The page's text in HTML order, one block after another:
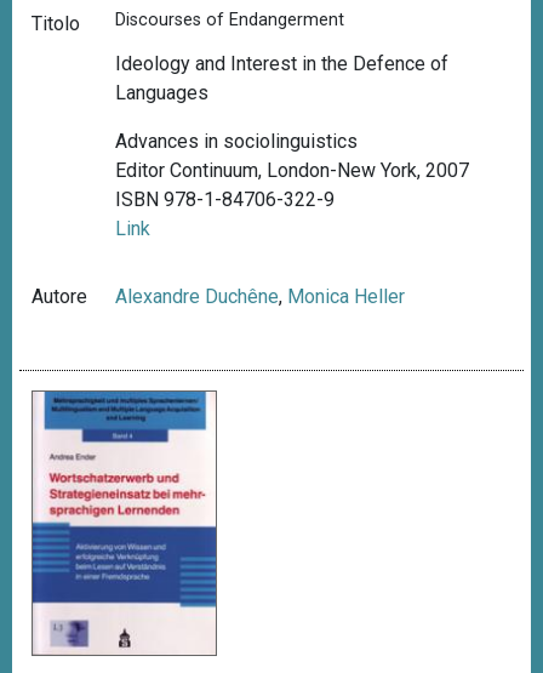
Titolo Discourses of Endangerment
Ideology and Interest in the Defence of
Languages
Advances in sociolinguistics
Editor Continuum, London-New York, 2007
ISBN 978-1-84706-322-9
Link
Autore Alexandre Duchêne, Monica Heller